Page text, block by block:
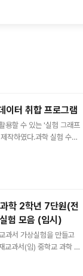
선정
이터 취합 프로그램
용할 수 있는 '실험 그래프
작하였다.과학 실험 수업
일이 적거나 엑셀로 취합
도 이 프로그램은 스마트
든 완벽하게 작동하며, 학
프레드시트로 실시간 취합
의 그래프를 한눈에 겹쳐
여 사용하실..
학 2학년 7단원(전
험 모음 (임시)
과서 가상실험을 만들고
과서(임) 중학교 과학 교
개정교육과정에서는